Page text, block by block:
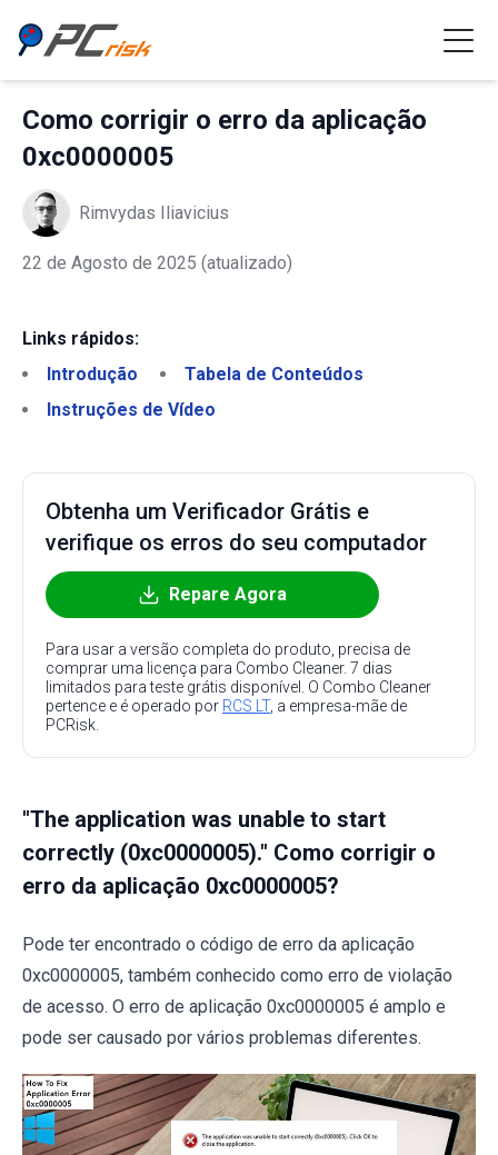
Como corrigir o erro da aplicação
0xc0000005
Rimvydas Iliavicius
22 de Agosto de 2025 (atualizado)
Links rápidos:
Introdução
Tabela de Conteúdos
Instruções de Vídeo
Obtenha um Verificador Grátis e
verifique os erros do seu computador
Repare Agora
Para usar a versão completa do produto, precisa de
comprar uma licença para Combo Cleaner. 7 dias
limitados para teste grátis disponível. O Combo Cleaner
pertence e é operado por RCS LT, a empresa-mãe de
PCRisk.
"The application was unable to start
correctly (0xc0000005)." Como corrigir o
erro da aplicação 0xc0000005?
Pode ter encontrado o código de erro da aplicação
0xc0000005, também conhecido como erro de violação
de acesso. O erro de aplicação 0xc0000005 é amplo e
pode ser causado por vários problemas diferentes.